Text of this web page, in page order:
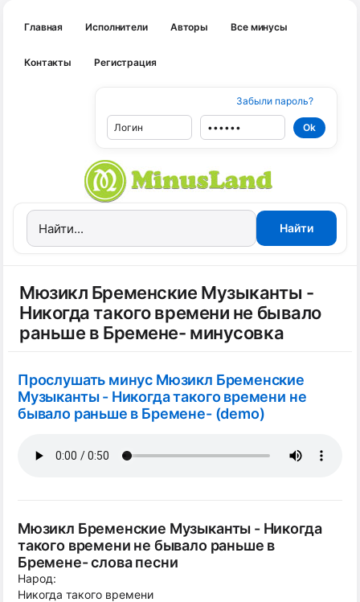
Главная Исполнители Авторы Все минусы
Контакты Регистрация
Забыли пароль?
Мюзикл Бременские Музыканты -
Никогда такого времени не бывало
раньше в Бремене- минусовка
Прослушать минус Мюзикл Бременские
Музыканты - Никогда такого времени не
бывало раньше в Бремене- (demo)
Мюзикл Бременские Музыканты - Никогда
такого времени не бывало раньше в
Бремене- слова песни
Народ:
Никогда такого времени